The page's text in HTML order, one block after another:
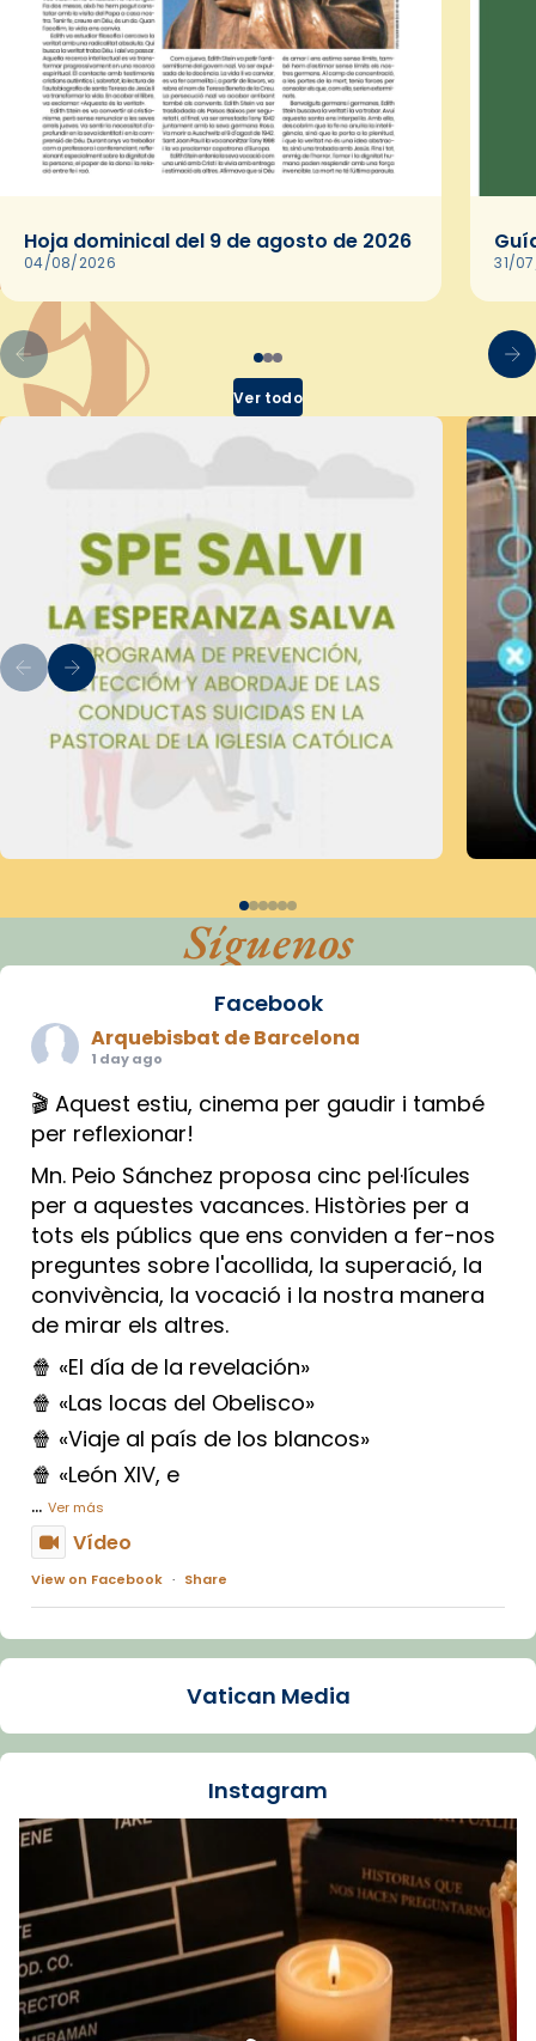
Hoja dominical del 9 de agosto de 2026
04/08/2026 31/
Ver todo
Síguenos
Facebook
Arquebisbat de Barcelona
1 day ago
🎬 Aquest estiu, cinema per gaudir i també
per reflexionar!
Mn. Peio Sánchez proposa cinc pel·lícules
per a aquestes vacances. Històries per a
tots els públics que ens conviden a fer-nos
preguntes sobre l'acollida, la superació, la
convivència, la vocació i la nostra manera
de mirar els altres.
🍿 «El día de la revelación»
🍿 «Las locas del Obelisco»
🍿 «Viaje al país de los blancos»
🍿 «León XIV, e
... Ver más
Vídeo
View on Facebook · Share
Arquebisbat de Barcelona
La Carmina va patir depressió. Fa gairebé
dos mesos, a l'Estadi Lluís Companys, la
Recupera l'entrevista comp
Vatican
tican News 👇
www.vaticannews.va/es/iglesia/news/2026-
07/carmina-historia-depresion-papa-viaje-
espana-testimoni...
Foto
Vatican Media
Instagram